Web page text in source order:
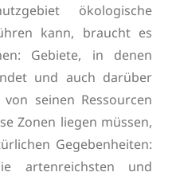
ökologische
kann, braucht es
Gebiete, in denen
und auch darüber
seinen Ressourcen
Zonen liegen müssen,
Gegebenheiten:
artenreichsten und